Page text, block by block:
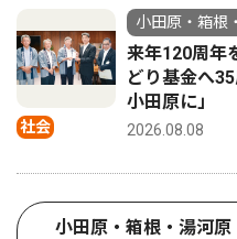
社会
小田原・箱根
来年120周年
どり基金へ
小田原に」
2026.08.08
小田原・箱根・湯河